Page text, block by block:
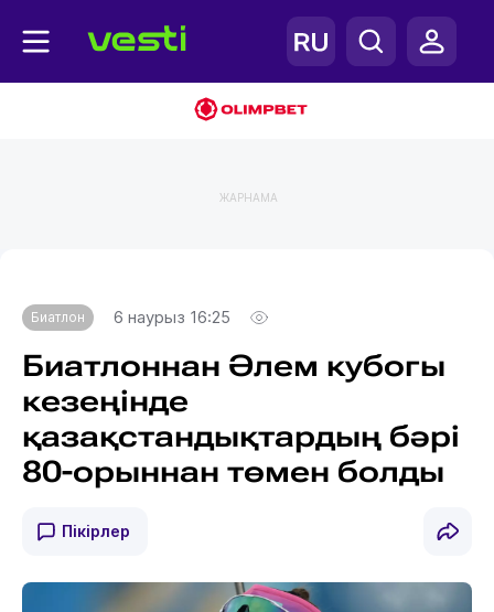
ЖАРНАМА
Биатлон 6 наурыз 16:25
Биатлоннан Әлем кубогы
кезеңінде
қазақстандықтардың бәрі
80-орыннан төмен болды
Пікірлер